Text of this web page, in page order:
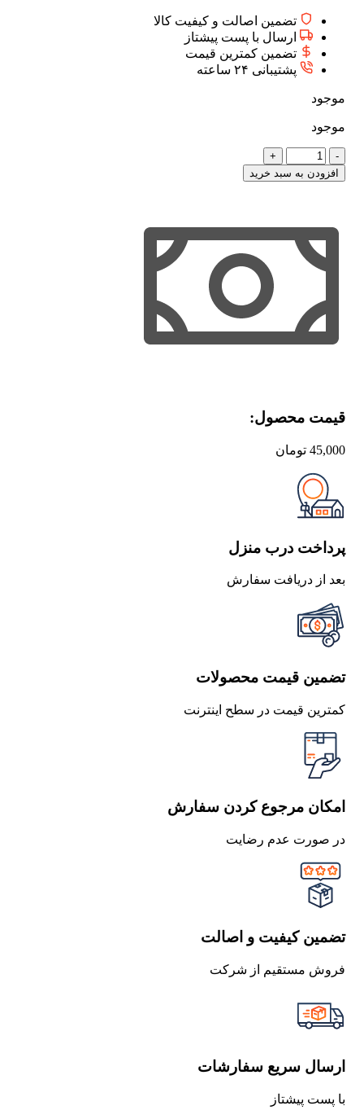
تضمین اصالت و کیفیت کالا
ارسال با پست پیشتاز
تضمین کمترین قیمت
پشتیبانی ۲۴ ساعته
موجود
موجود
لوح
جدول
صامت
(سایز
A4)
عدد
افزودن به سبد خرید
قیمت محصول:​
45,000 تومان
پرداخت درب منزل
بعد از دریافت سفارش
تضمین قیمت محصولات
کمترین قیمت در سطح اینترنت
امکان مرجوع کردن سفارش
در صورت عدم رضایت
تضمین کیفیت و اصالت
فروش مستقیم از شرکت
ارسال سریع سفارشات
با پست پیشتاز